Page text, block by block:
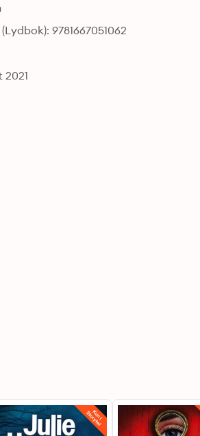
9781667051062
2021